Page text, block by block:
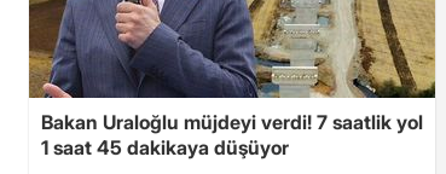
Bakan Uraloğlu müjdeyi verdi! 7 saatlik yol
1 saat 45 dakikaya düşüyor